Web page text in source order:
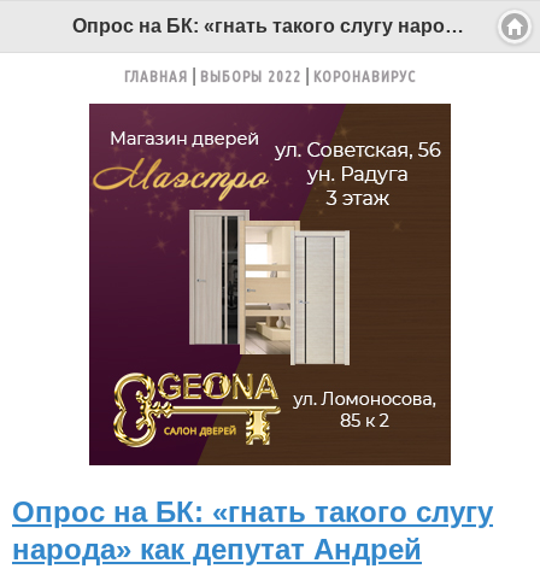
Опрос на БК: «гнать такого слугу народа» как депутат Андрей Палкин - Беломорканал Северодвинск tv29.ru
ГЛАВНАЯ ВЫБОРЫ 2022 КОРОНАВИРУС
Опрос на БК: «гнать такого слугу
народа» как депутат Андрей